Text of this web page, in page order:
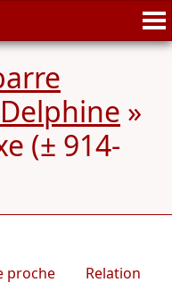
»
(± 914-
proche
Relation